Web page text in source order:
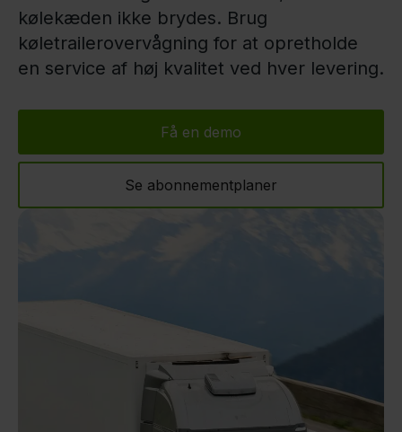
kølekæden ikke brydes. Brug
køletrailerovervågning for at opretholde
en service af høj kvalitet ved hver levering.
Få en demo
Se abonnementplaner